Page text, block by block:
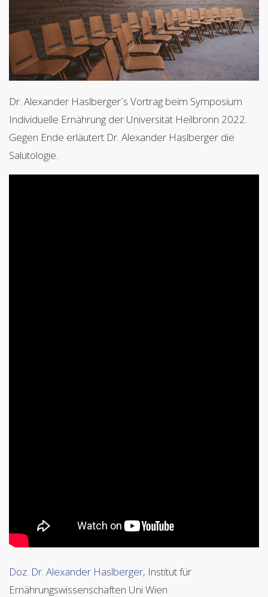
Dr. Alexander Haslberger´s Vortrag beim Symposium
Individuelle Ernährung der Universität Heilbronn 2022.
Gegen Ende erläutert Dr. Alexander Haslberger die
Salutologie.
Doz. Dr. Alexander Haslberger, Institut für
Ernährungswissenschaften Uni Wien